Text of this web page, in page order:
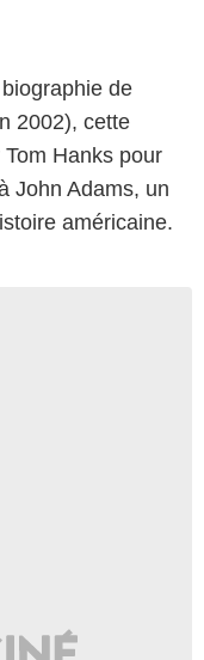
de
2002), cette
Hanks pour
John Adams, un
américaine.